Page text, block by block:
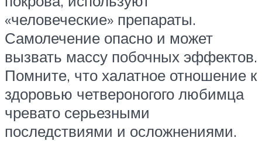
«человеческие» препараты.
Самолечение опасно и может
вызвать массу побочных эффектов.
Помните, что халатное отношение к
здоровью четвероногого любимца
чревато серьезными
последствиями и осложнениями.